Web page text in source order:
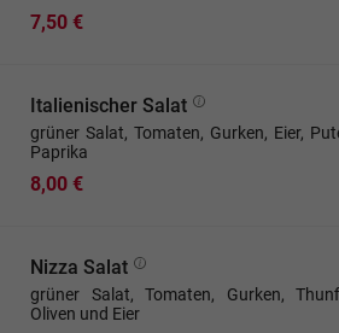
7,50 €
Italienischer Salat
grüner Salat, Tomaten, Gurken, Eier,
Paprika
8,00 €
Nizza Salat
grüner Salat, Tomaten, Gurken,
Oliven und Eier